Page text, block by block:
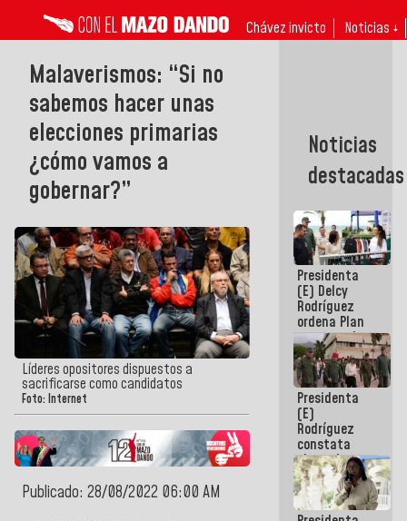
Chávez invicto Noticias ↓
Malaverismos: “Si no
sabemos hacer unas
elecciones primarias
¿cómo vamos a
gobernar?”
Líderes opositores dispuestos a
sacrificarse como candidatos
Foto: Internet
Publicado: 28/08/2022 06:00 AM
Noticias
destacadas
Presidenta
(E) Delcy
Rodríguez
ordena Plan
maestro de
desarrollo
logístico y
turístico
para La
Guaira
Presidenta
(E)
Rodríguez
constata
obras de
rehabilitación
de Escuela
Militar de